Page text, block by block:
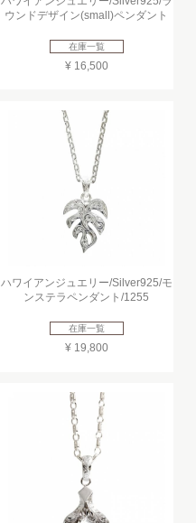
ウンドデザイン(small)ペンダント
在庫一覧
¥ 16,500
ハワイアンジュエリー/Silver925/モ
ンステラペンダント/1255
在庫一覧
¥ 19,800